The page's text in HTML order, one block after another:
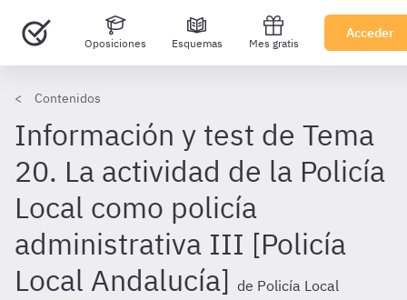
Oposiciones Esquemas Mes gratis
Acceder
Contenidos
Información y test de Tema
20. La actividad de la Policía
Local como policía
administrativa III [Policía
Local Andalucía] de Policía Local